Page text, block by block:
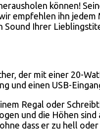
können!
empfehlen ihn
Sound Ihrer
der mit einer 20-
und einen USB-
Regal oder
und die Höhen
dass er zu hell